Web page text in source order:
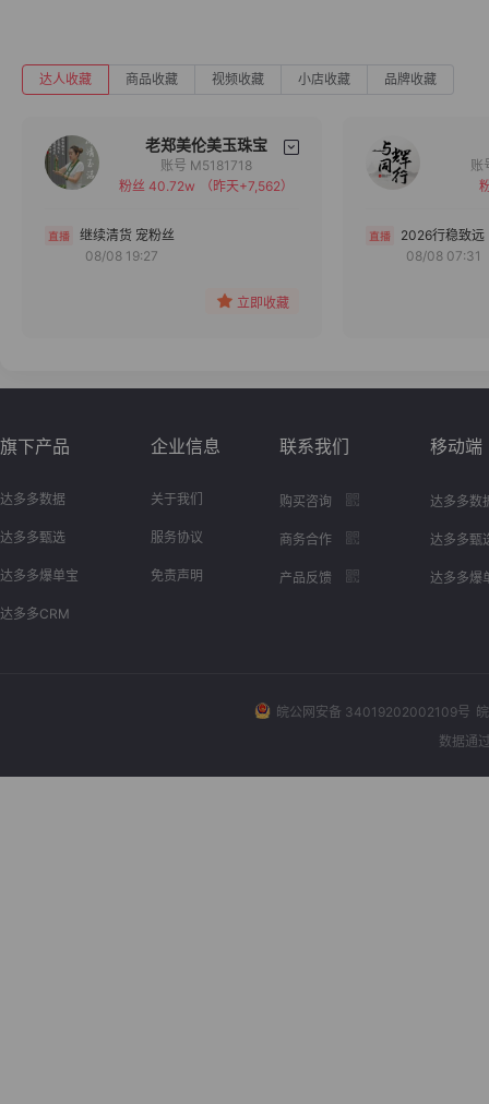
达人收藏 商品收藏 视频收藏 小店收藏 品牌收藏
老郑美伦美玉珠宝
备注
账号 M5181718
粉丝 40.72w
（昨天+7,562）
继续清货 宠粉丝
08/08 19:27
立即收藏
2026行稳致远
08/08 07:31
旗下产品
达多多数据
达多多甄选
达多多爆单宝
达多多CRM
企业信息
关于我们
服务协议
免责声明
联系我们
购买咨询
商务合作
产品反馈
移动端
达多多数
达多多甄
达多多爆
皖公网安备 34019202002109号
数据通